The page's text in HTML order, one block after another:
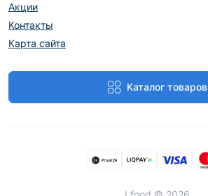
Акции
Контакты
Карта сайта
Каталог товаров